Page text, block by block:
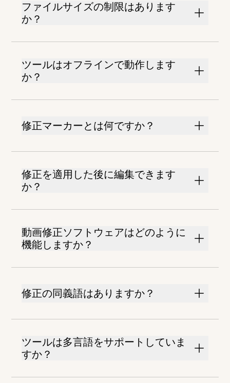
ファイルサイズの制限はあります
か？
ツールはオフラインで動作します
か？
修正マーカーとは何ですか？
修正を適用した後に編集できます
か？
動画修正ソフトウェアはどのように
機能しますか？
修正の同義語はありますか？
ツールは多言語をサポートしていま
すか？